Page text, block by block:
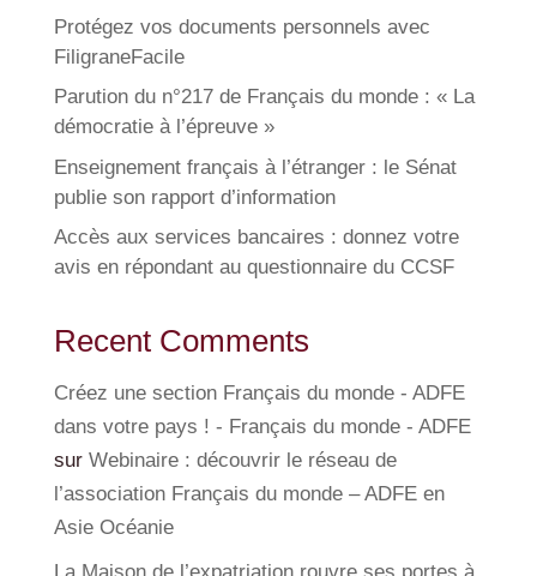
Protégez vos documents personnels avec
FiligraneFacile
Parution du n°217 de Français du monde : « La
démocratie à l’épreuve »
Enseignement français à l’étranger : le Sénat
publie son rapport d’information
Accès aux services bancaires : donnez votre
avis en répondant au questionnaire du CCSF
Recent Comments
Créez une section Français du monde - ADFE
dans votre pays ! - Français du monde - ADFE
sur Webinaire : découvrir le réseau de
l’association Français du monde – ADFE en
Asie Océanie